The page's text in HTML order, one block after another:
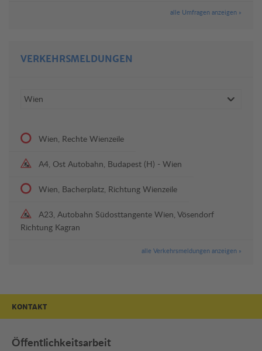
alle Umfragen anzeigen »
VERKEHRSMELDUNGEN
Wien, Rechte Wienzeile
A4, Ost Autobahn, Budapest (H) - Wien
Wien, Bacherplatz, Richtung Wienzeile
A23, Autobahn Südosttangente Wien, Vösendorf
Richtung Kagran
alle Verkehrsmeldungen anzeigen »
KONTAKT
Öffentlichkeitsarbeit